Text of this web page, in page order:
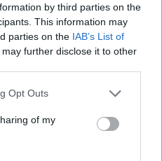
by third parties on the
This information may
parties on the IAB’s List of
may further disclose it to other
Opt Outs
of my